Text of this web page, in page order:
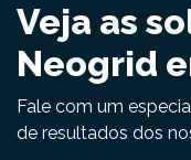
Veja as
Neogrid
Fale com um
de resultados dos